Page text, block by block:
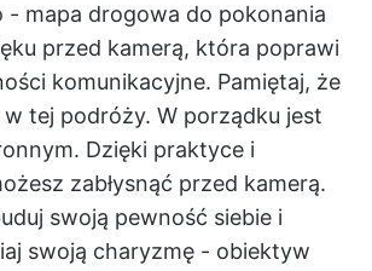
- mapa drogowa do pokonania
przed kamerą, która poprawi
komunikacyjne. Pamiętaj, że
w tej podróży. W porządku jest
Dzięki praktyce i
zabłysnąć przed kamerą.
swoją pewność siebie i
swoją charyzmę - obiektyw